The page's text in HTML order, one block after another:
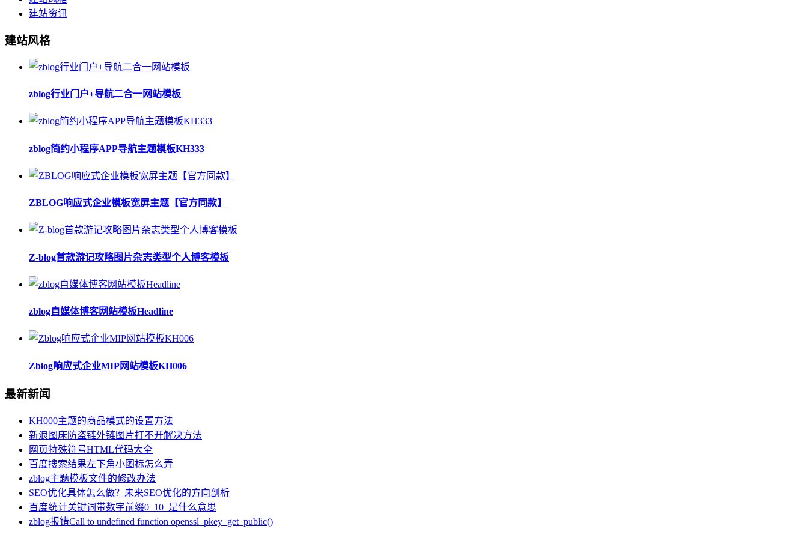
建站资讯
建站风格
zblog行业门户+导航二合一网站模板
zblog简约小程序APP导航主题模板KH333
ZBLOG响应式企业模板宽屏主题【官方同款】
Z-blog首款游记攻略图片杂志类型个人博客模板
zblog自媒体博客网站模板Headline
Zblog响应式企业MIP网站模板KH006
最新新闻
KH000主题的商品模式的设置方法
新浪图床防盗链外链图片打不开解决方法
网页特殊符号HTML代码大全
百度搜索结果左下角小图标怎么弄
zblog主题模板文件的修改办法
SEO优化具体怎么做？未来SEO优化的方向剖析
百度统计关键词带数字前缀0_10_是什么意思
zblog报错Call to undefined function openssl_pkey_get_public()